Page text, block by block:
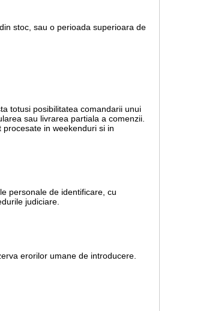
stoc, sau o perioada superioara de
totusi posibilitatea comandarii unui
sau livrarea partiala a comenzii.
in weekenduri si in
personale de identificare, cu
judiciare.
erorilor umane de introducere.